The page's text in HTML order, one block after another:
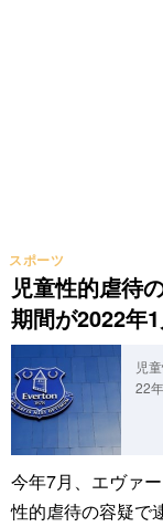
児童性的虐待
期間が2022年
スポーツ
児
22
今年7月、エヴァ
性的虐待の容疑で